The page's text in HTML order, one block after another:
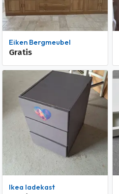
Eiken Bergmeubel
Gratis
Ikea ladekast